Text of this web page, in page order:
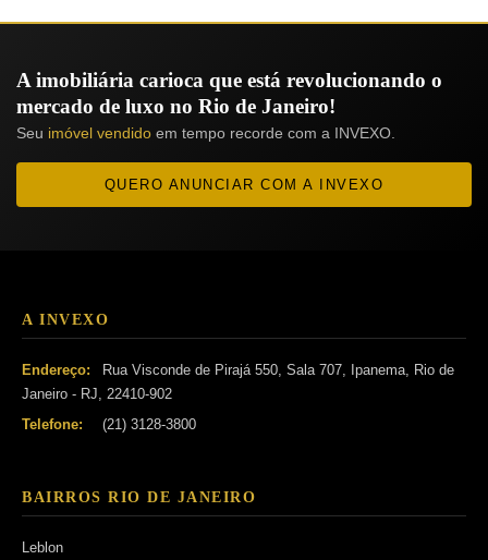
A imobiliária carioca que está revolucionando o
mercado de luxo no Rio de Janeiro!
Seu imóvel vendido em tempo recorde com a INVEXO.
QUERO ANUNCIAR COM A INVEXO
A INVEXO
Endereço:
Rua Visconde de Pirajá 550, Sala 707, Ipanema, Rio de
Janeiro - RJ, 22410-902
Telefone:
(21) 3128-3800
BAIRROS RIO DE JANEIRO
Leblon